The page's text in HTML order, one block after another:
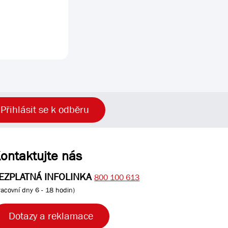
Přihlásit se k odběru
nás
INFOLINKA 800 100 613
dny 6 - 18 hodin)
Dotazy a reklamace